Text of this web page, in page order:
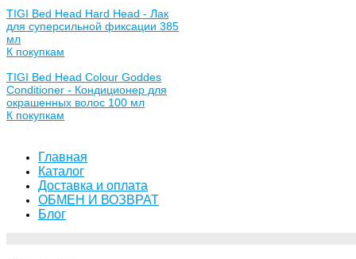
TIGI Bed Head Hard Head - Лак
для суперсильной фиксации 385
мл
К покупкам
TIGI Bed Head Colour Goddes
Conditioner - Кондиционер для
окрашенных волос 100 мл
К покупкам
Главная
Каталог
Доставка и оплата
ОБМЕН И ВОЗВРАТ
Блог